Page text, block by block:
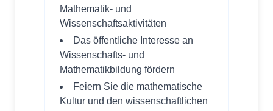
Mathematik- und
Wissenschaftsaktivitäten
Das öffentliche Interesse an
Wissenschafts- und
Mathematikbildung fördern
Feiern Sie die mathematische
Kultur und den wissenschaftlichen